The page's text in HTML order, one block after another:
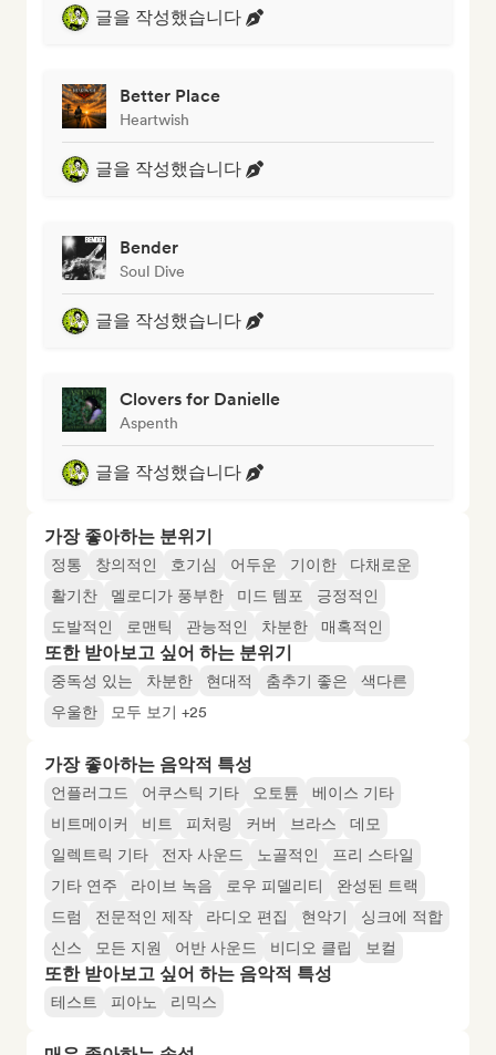
글을 작성했습니다
Better Place
Heartwish
글을 작성했습니다
Bender
Soul Dive
글을 작성했습니다
Clovers for Danielle
Aspenth
글을 작성했습니다
가장 좋아하는 분위기
정통 창의적인 호기심 어두운 기이한
다채로운
활기찬
멜로디가 풍부한 미드 템포
긍정적인
도발적인
로맨틱 관능적인 차분한 매혹적인
또한 받아보고 싶어 하는 분위기
중독성 있는 차분한 현대적 춤추기 좋은
색다른
우울한
모두 보기 +25
가장 좋아하는 음악적 특성
언플러그드 어쿠스틱 기타 오토튠
베이스 기타
비트메이커
비트 피처링 커버 브라스
데모
일렉트릭 기타
전자 사운드 노골적인
프리 스타일
기타 연주
라이브 녹음 로우 피델리티
완성된 트랙
드럼
전문적인 제작 라디오 편집 현악기
싱크에 적합
신스
모든 지원 어반 사운드 비디오 클립 보컬
또한 받아보고 싶어 하는 음악적 특성
테스트 피아노 리믹스